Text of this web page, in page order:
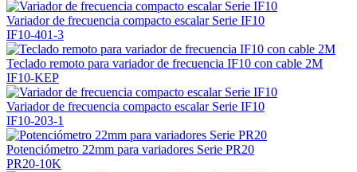
Variador de frecuencia compacto escalar Serie IF10
IF10-401-3
Teclado remoto para variador de frecuencia IF10 con cable 2M
IF10-KEP
Variador de frecuencia compacto escalar Serie IF10
IF10-203-1
Potenciómetro 22mm para variadores Serie PR20
PR20-10K